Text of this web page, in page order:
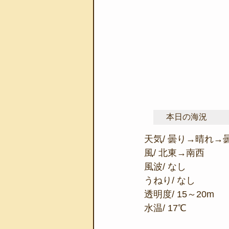
本日の海況
天気/ 曇り→晴れ→
風/ 北東→南西
風波/ なし
うねり/ なし
透明度/ 15～20m
水温/ 17℃